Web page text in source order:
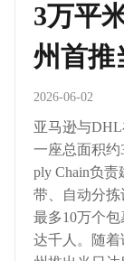
3万平
州首推
2026-06-02
亚马逊与
一座总面积约
ply Chain负
带、自动分
最多10万个
达千人。随